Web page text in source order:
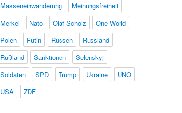
Masseneinwanderung
Meinungsfreiheit
Merkel
Nato Olaf Scholz
One World
Polen
Putin Russen
Russland
Rußland
Sanktionen
Selenskyj
Soldaten
SPD Trump Ukraine
UNO
USA
ZDF